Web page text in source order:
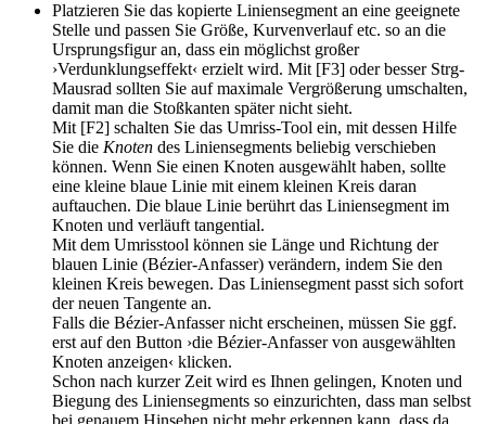
Platzieren Sie das kopierte Liniensegment an eine geeignete
Stelle und passen Sie Größe, Kurvenverlauf etc. so an die
Ursprungsfigur an, dass ein möglichst großer
›Verdunklungseffekt‹ erzielt wird. Mit [F3] oder besser Strg-
Mausrad sollten Sie auf maximale Vergrößerung umschalten,
damit man die Stoßkanten später nicht sieht.
Mit [F2] schalten Sie das Umriss-Tool ein, mit dessen Hilfe
Sie die Knoten des Liniensegments beliebig verschieben
können. Wenn Sie einen Knoten ausgewählt haben, sollte
eine kleine blaue Linie mit einem kleinen Kreis daran
auftauchen. Die blaue Linie berührt das Liniensegment im
Knoten und verläuft tangential.
Mit dem Umrisstool können sie Länge und Richtung der
blauen Linie (Bézier-Anfasser) verändern, indem Sie den
kleinen Kreis bewegen. Das Liniensegment passt sich sofort
der neuen Tangente an.
Falls die Bézier-Anfasser nicht erscheinen, müssen Sie ggf.
erst auf den Button ›die Bézier-Anfasser von ausgewählten
Knoten anzeigen‹ klicken.
Schon nach kurzer Zeit wird es Ihnen gelingen, Knoten und
Biegung des Liniensegments so einzurichten, dass man selbst